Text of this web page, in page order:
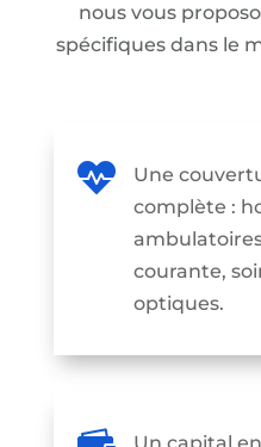
nous vous
spécifiquesdans le

Une
complète :
courante,
optiques.